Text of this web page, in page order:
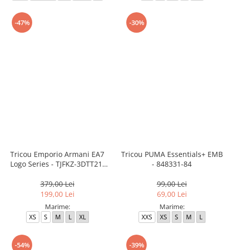
-47%
Tricou Emporio Armani EA7
Logo Series - TJFKZ-3DTT21-
379,00 Lei
199,00 Lei
Marime:
XS S M L XL
-30%
Tricou PUMA Essentials+ EMB
- 848331-84
99,00 Lei
69,00 Lei
Marime:
XXS XS S M L
-54% -39%